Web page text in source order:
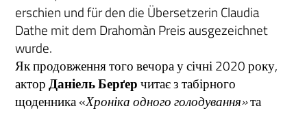
erschien und für den die Übersetzerin Claudia
Dathe mit dem Drahomàn Preis ausgezeichnet
wurde.
Як продовження того вечора у січні 2020 року,
акторДаніель Берґерчитає з табірного
щоденника «Хроніка одного голодування»та